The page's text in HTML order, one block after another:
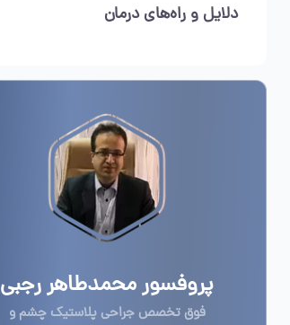
دلایل و راه‌های درمان
پروفسور محمدطاهر رجبی
فوق تخصص جراحی پلاستیک چشم و